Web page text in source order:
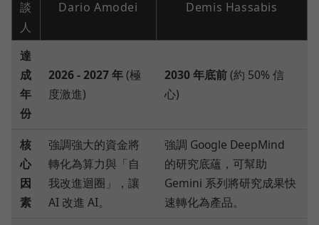
談
人
Dario Amodei Demis Hassabis
達
成
年
份
2026 - 2027 年(極
度激進)
2030 年底前(約 50% 信
心)
核
心
因
素
強調強大的資金將
轉化為算力與「自
我改進迴圈」，讓
AI 改進 AI。
強調 Google DeepMind
的研究底蘊，可幫助
Gemini 系列將研究成果快
速轉化為產品。